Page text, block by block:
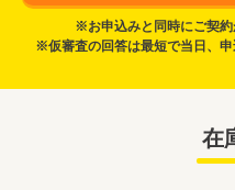
※お申込みと同時にご契
※仮審査の回答は最短で当日、申
在